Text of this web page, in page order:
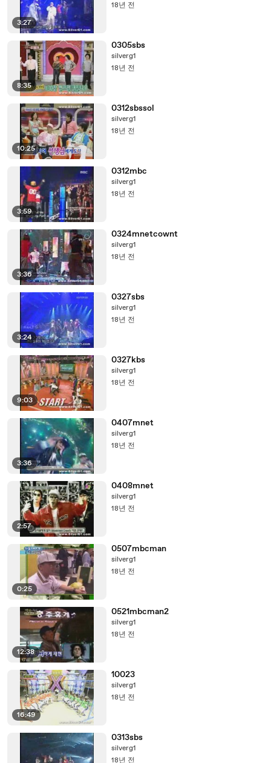
3:27
18년 전
8:35
0305sbs
silverg1
18년 전
10:25
0312sbssol
silverg1
18년 전
3:59
0312mbc
silverg1
18년 전
3:36
0324mnetcownt
silverg1
18년 전
3:24
0327sbs
silverg1
18년 전
9:03
0327kbs
silverg1
18년 전
3:36
0407mnet
silverg1
18년 전
2:57
0408mnet
silverg1
18년 전
0:25
0507mbcman
silverg1
18년 전
12:38
0521mbcman2
silverg1
18년 전
16:49
10023
silverg1
18년 전
0313sbs
silverg1
18년 전